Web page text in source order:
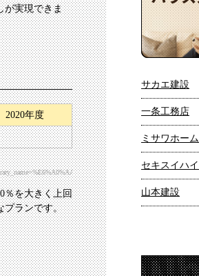
が実現できま
2020年度
％を大きく上回
プランです。
サカエ建設
一条工務店
ミサワホーム
セキスイハ
山本建設